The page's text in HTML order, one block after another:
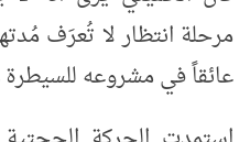
مرحلة انتظار لا تُعرَف
عائقاً في مشروعه